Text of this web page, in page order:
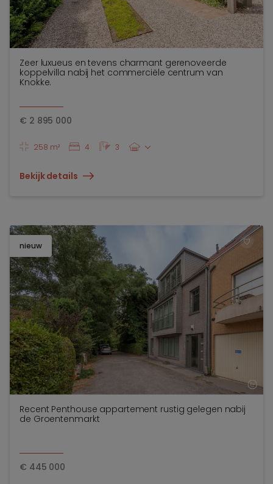
Zeer luxueus en tevens charmant gerenoveerde
koppelvilla nabij het commerciële centrum van
Knokke.
€ 2 895 000
258 m² 4 3
Bekijk details
nieuw
Recent Penthouse appartement rustig gelegen nabij
de Groentenmarkt
€ 445 000